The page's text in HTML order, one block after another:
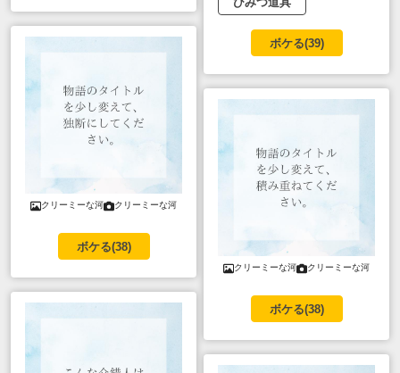
クリーミーな河 クリーミーな河
ボケる(38)
ボケる(39)
クリーミーな河 クリーミーな河
ボケる(38)